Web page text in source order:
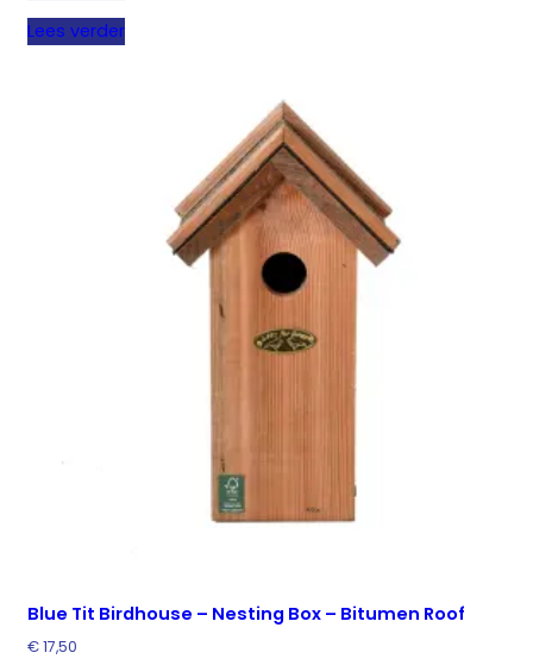
Lees verder
Blue Tit Birdhouse – Nesting Box – Bitumen Roof
€17,50